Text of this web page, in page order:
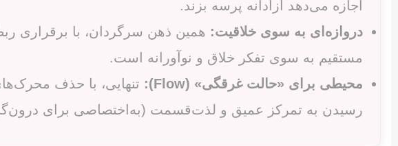
اجازه می‌دهد آزادانه پرسه بزند.
دروازه‌ای به سوی خلاقیت: همین ذهن سرگردان، با برقراری
مستقیم به سوی تفکر خلاق و نوآورانه است.
محیطی برای «حالت غرقگی» (Flow):
تنهایی، با حذف
رسیدن به تمرکز عمیق و لذت‌قسمت (به‌اختصاصی برای